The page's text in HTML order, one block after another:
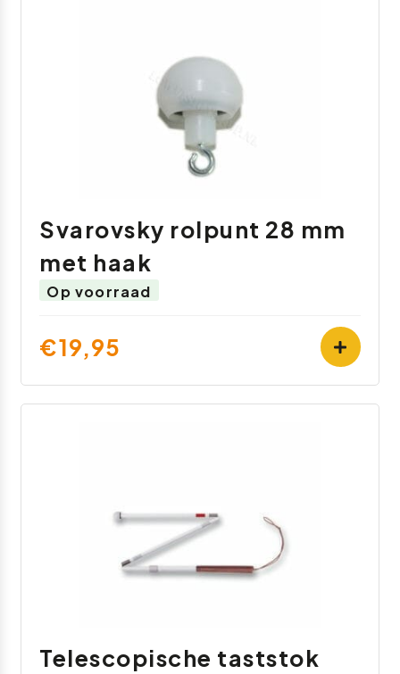
Svarovsky rolpunt 28 mm
met haak
Op voorraad
€19,95
Telescopische taststok